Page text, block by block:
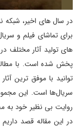
در سال های اخیر،
برای تماشای فیلم و
های تولید آثار مختلف
پخش شده است. با
توانید با موفق ترین
سریال‌ها است. این
روایت بی نظیر خود به
در این مقاله قصد